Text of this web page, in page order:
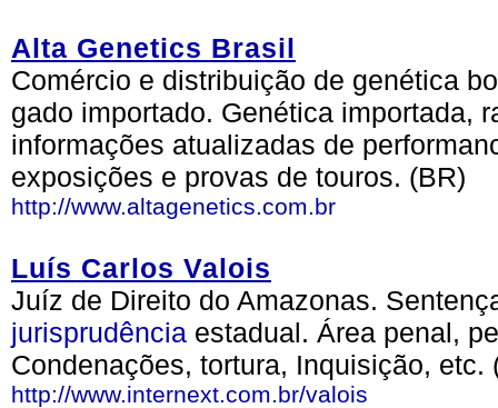
Alta Genetics Brasil
Comércio e distribuição de genética
gado importado. Genética importada,
informações atualizadas de
exposições e provas de touros. (BR)
http://www.altagenetics.com.br
Luís Carlos Valois
Juíz de Direito do Amazonas.
jurisprudência estadual. Área penal,
Condenações, tortura, Inquisição, etc.
http://www.internext.com.br/valois